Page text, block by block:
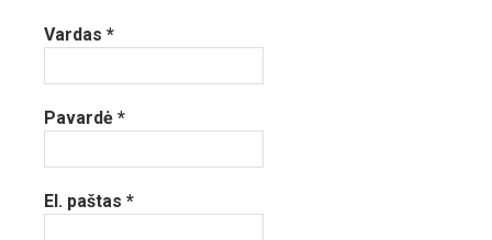
Vardas *
Pavardė *
El. paštas *